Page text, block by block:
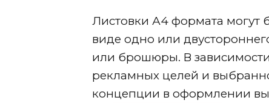
Листовки А4 формата могут
виде одно или
или брошюры. В
рекламных целей и
концепции в оформлении